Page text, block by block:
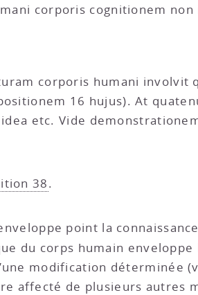
corporis cognitionem
corporis humani involvit
16 hujus). At
etc. Vide
38.
point la
du corps humain enveloppe
modification déterminée
affecté de plusieurs autres